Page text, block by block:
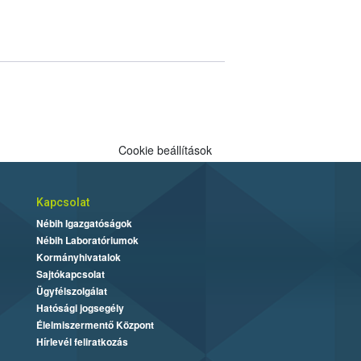
Cookie beállítások
Kapcsolat
Nébih Igazgatóságok
Nébih Laboratóriumok
Kormányhivatalok
Sajtókapcsolat
Ügyfélszolgálat
Hatósági jogsegély
Élelmiszermentő Központ
Hírlevél feliratkozás